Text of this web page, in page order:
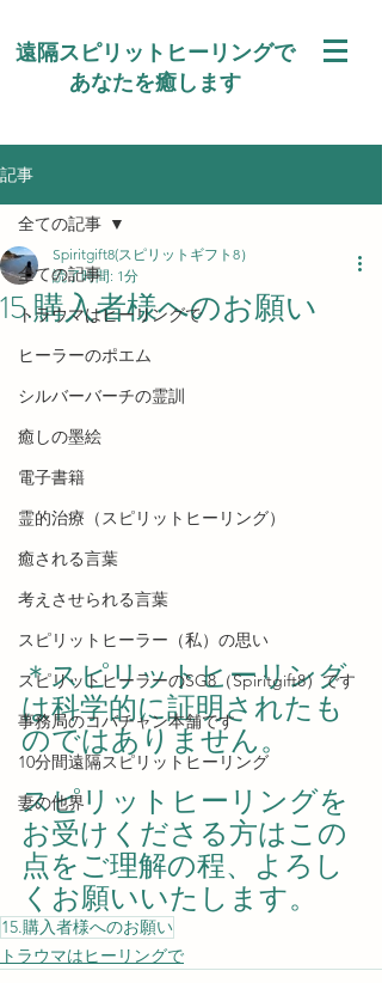
遠隔スピリットヒーリングで
あなたを癒します
記事
全ての記事
トラウマはヒーリングで
ヒーラーのポエム
シルバーバーチの霊訓
癒しの墨絵
電子書籍
霊的治療（スピリットヒーリング）
癒される言葉
考えさせられる言葉
スピリットヒーラー（私）の思い
スピリットヒーラーのSG8（Spiritgift8）です
事務局のコバチャン本舗です
10分間遠隔スピリットヒーリング
妻の他界
全ての記事
15.購入者様へのお願い
Spiritgift8(スピリットギフト8）
読了時間: 1分
＊スピリットヒーリング
は科学的に証明されたも
のではありません。
スピリットヒーリングを
お受けくださる方はこの
点をご理解の程、よろし
くお願いいたします。
15.購入者様へのお願い
トラウマはヒーリングで